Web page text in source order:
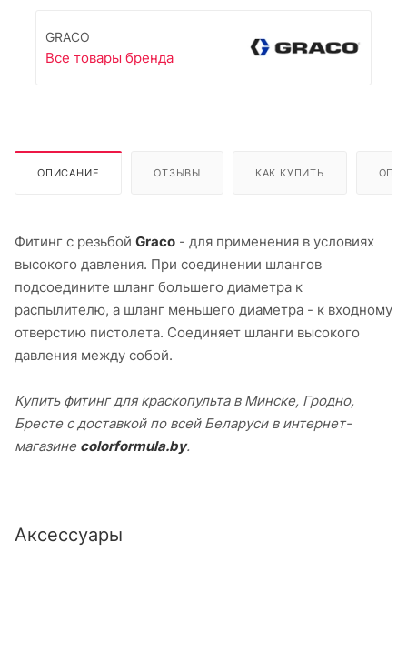
GRACO
Все товары бренда
ОПИСАНИЕ ОТЗЫВЫ КАК КУПИТЬ
Фитинг с резьбой Graco - для применения в условиях
высокого давления. При соединении шлангов
подсоедините шланг большего диаметра к
распылителю, а шланг меньшего диаметра - к входному
отверстию пистолета. Соединяет шланги высокого
давления между собой.
Купить фитинг для краскопульта в Минске, Гродно,
Бресте с доставкой по всей Беларуси в интернет-
магазине colorformula.by.
Аксессуары